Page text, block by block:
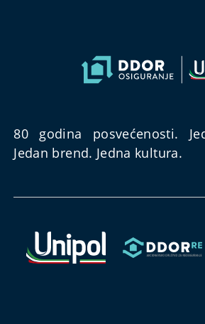
80 godina posvećenosti.
Jedan brend. Jedna kultura.